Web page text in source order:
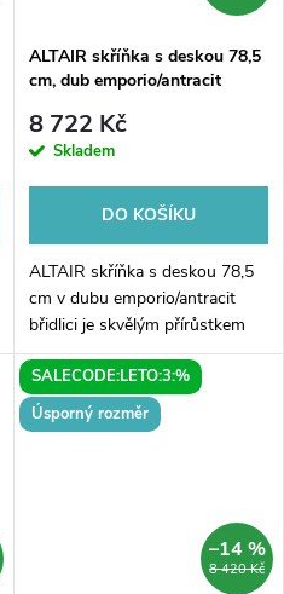
ALTAIR skříňka s deskou 78,5
cm, dub emporio/antracit
8 722 Kč
Skladem
DO KOŠÍKU
ALTAIR skříňka s deskou 78,5
cm v dubu emporio/antracit
břidlici je skvělým přírůstkem
do vaší domácnosti. Kombinace
přírodního dubu emporio s
moderním antracitovým
břidlicovým...
SALECODE:LETO:3:%
Úsporný rozměr
8 420 Kč
–14 %